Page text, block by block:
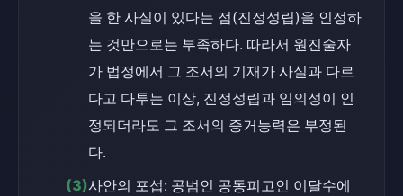
을 한 사실이 있다는 점(진정성립)을 인정하
는 것만으로는 부족하다. 따라서 원진술자
가 법정에서 그 조서의 기재가 사실과 다르
다고 다투는 이상, 진정성립과 임의성이 인
정되더라도 그 조서의 증거능력은 부정된
다.
(3)사안의 포섭: 공범인 공동피고인 이달수에